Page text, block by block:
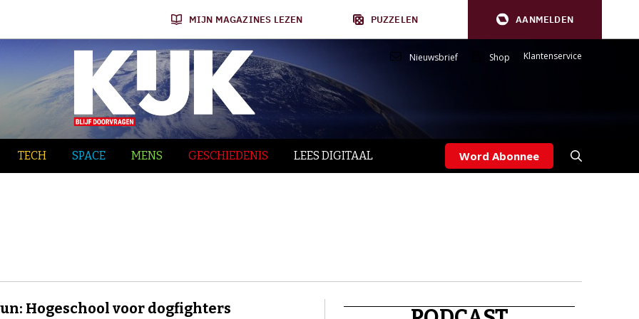
MIJN MAGAZINES LEZEN PUZZELEN AANMELDEN
Nieuwsbrief Shop Klantenservice
TECH SPACE MENS GESCHIEDENIS LEES DIGITAAL Word Abonnee
Hogeschool voor dogfighters